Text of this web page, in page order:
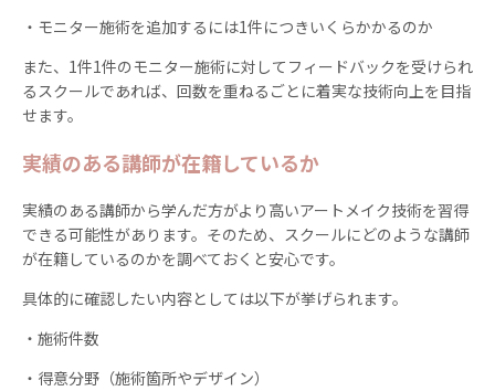
・モニター施術を追加するには1件につきいくらかかるのか
また、1件1件のモニター施術に対してフィードバックを受けられ
るスクールであれば、回数を重ねるごとに着実な技術向上を目指
せます。
実績のある講師が在籍しているか
実績のある講師から学んだ方がより高いアートメイク技術を習得
できる可能性があります。そのため、スクールにどのような講師
が在籍しているのかを調べておくと安心です。
具体的に確認したい内容としては以下が挙げられます。
・施術件数
・得意分野（施術箇所やデザイン）